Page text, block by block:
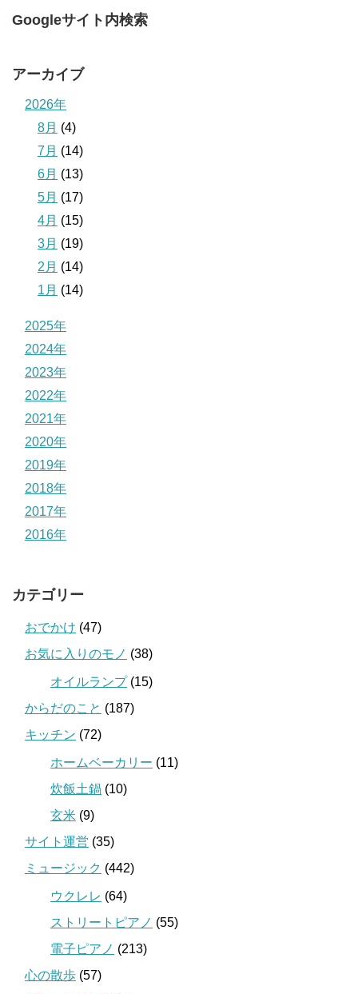
Googleサイト内検索
アーカイブ
2026年
8月 (4)
7月 (14)
6月 (13)
5月 (17)
4月 (15)
3月 (19)
2月 (14)
1月 (14)
2025年
2024年
2023年
2022年
2021年
2020年
2019年
2018年
2017年
2016年
カテゴリー
おでかけ (47)
お気に入りのモノ (38)
オイルランプ(15)
からだのこと (187)
キッチン (72)
ホームベーカリー (11)
炊飯土鍋 (10)
玄米 (9)
サイト運営 (35)
ミュージック (442)
ウクレレ (64)
ストリートピアノ (55)
電子ピアノ (213)
心の散歩 (57)